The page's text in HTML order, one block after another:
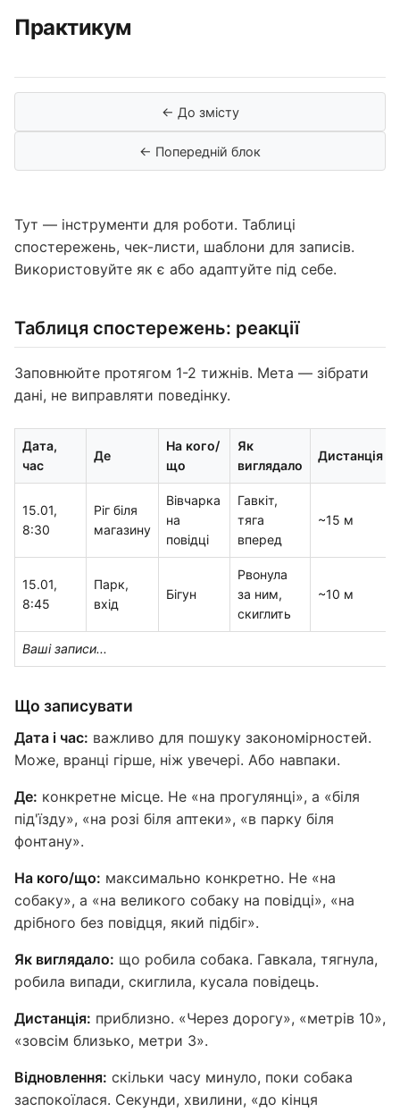
Практикум
← До змісту
← Попередній блок
Тут — інструменти для роботи. Таблиці
спостережень, чек-листи, шаблони для записів.
Використовуйте як є або адаптуйте під себе.
Таблиця спостережень: реакції
Заповнюйте протягом 1-2 тижнів. Мета — зібрати
дані, не виправляти поведінку.
Дата,
час
Де
На кого/
що
Як
виглядало
Дистанція
15.01,
8:30
Ріг біля
магазину
Вівчарка
на
повідці
Гавкіт,
тяга
вперед
~15 м
15.01,
8:45
Парк,
вхід
Бігун
Рвонула
за ним,
скиглить
~10 м
Ваші записи...
Що записувати
Дата і час: важливо для пошуку закономірностей.
Може, вранці гірше, ніж увечері. Або навпаки.
Де: конкретне місце. Не «на прогулянці», а «біля
під'їзду», «на розі біля аптеки», «в парку біля
фонтану».
На кого/що: максимально конкретно. Не «на
собаку», а «на великого собаку на повідці», «на
дрібного без повідця, який підбіг».
Як виглядало: що робила собака. Гавкала, тягнула,
робила випади, скиглила, кусала повідець.
Дистанція: приблизно. «Через дорогу», «метрів 10»,
«зовсім близько, метри 3».
Відновлення: скільки часу минуло, поки собака
заспокоїлася. Секунди, хвилини, «до кінця